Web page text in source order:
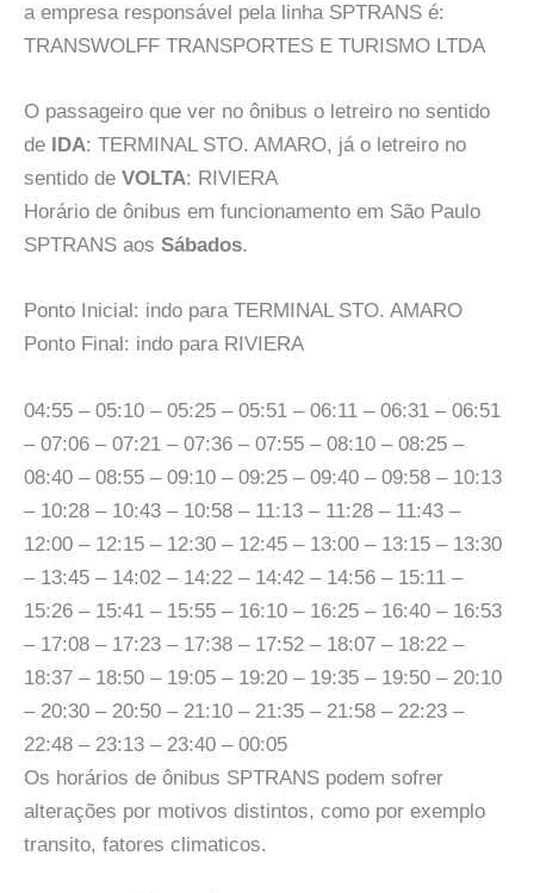
a empresa responsável pela linha SPTRANS é:
TRANSWOLFF TRANSPORTES E TURISMO LTDA
O passageiro que ver no ônibus o letreiro no sentido
de
IDA: TERMINAL STO. AMARO, já o letreiro no
sentido de VOLTA: RIVIERA
Horário de ônibus em funcionamento em São Paulo
SPTRANS aos Sábados.
Ponto Inicial: indo para TERMINAL STO. AMARO
Ponto Final: indo para RIVIERA
04:55 – 05:10 – 05:25 – 05:51 – 06:11 – 06:31 – 06:51
– 07:06 – 07:21 – 07:36 – 07:55 – 08:10 – 08:25 –
08:40 – 08:55 – 09:10 – 09:25 – 09:40 – 09:58 – 10:13
– 10:28 – 10:43 – 10:58 – 11:13 – 11:28 – 11:43 –
12:00 – 12:15 – 12:30 – 12:45 – 13:00 – 13:15 – 13:30
– 13:45 – 14:02 – 14:22 – 14:42 – 14:56 – 15:11 –
15:26 – 15:41 – 15:55 – 16:10 – 16:25 – 16:40 – 16:53
– 17:08 – 17:23 – 17:38 – 17:52 – 18:07 – 18:22 –
18:37 – 18:50 – 19:05 – 19:20 – 19:35 – 19:50 – 20:10
– 20:30 – 20:50 – 21:10 – 21:35 – 21:58 – 22:23 –
22:48 – 23:13 – 23:40 – 00:05
Os horários de ônibus SPTRANS podem sofrer
alterações por motivos distintos, como por exemplo
transito, fatores climaticos.